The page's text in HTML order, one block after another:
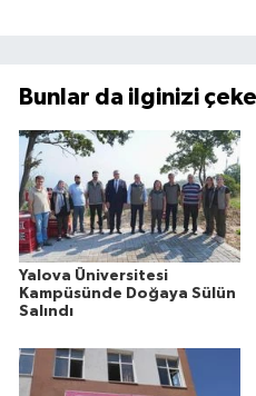
Bunlar da ilginizi
Yalova Üniversitesi
Kampüsünde Doğaya Sülün
Salındı